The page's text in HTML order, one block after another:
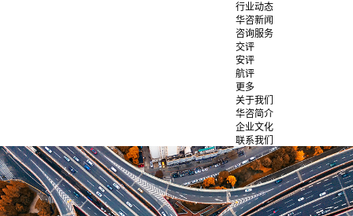
行业动态
华咨新闻
咨询服务
交评
安评
航评
更多
关于我们
华咨简介
企业文化
联系我们